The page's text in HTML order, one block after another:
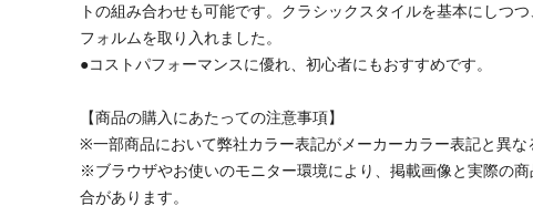
トの組み合わせも可能です。クラシックスタイルを基本にしつ
フォルムを取り入れました。
●コストパフォーマンスに優れ、初心者にもおすすめです。
【商品の購入にあたっての注意事項】
※一部商品において弊社カラー表記がメーカーカラー表記と異な
※ブラウザやお使いのモニター環境により、掲載画像と実際の
合があります。